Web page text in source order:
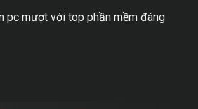
pc mượt với top phần mềm đáng